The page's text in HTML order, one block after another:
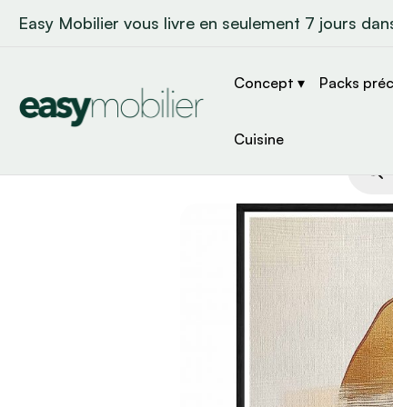
Easy Mobilier vous livre en seulement 7 jours
Concept ▾ Packs
Cuisine
de